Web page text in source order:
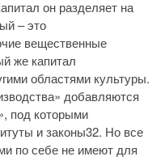
он разделяет на
– это
вещественные
же капитал
областями культуры.
добавляются
под которыми
и законы32. Но все
по себе не имеют для